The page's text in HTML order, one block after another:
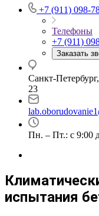
+7 (911) 098-
Телефоны
+7 (911)
Заказать
Санкт-
23
Пн. – Пт.: с 9:00
испытания